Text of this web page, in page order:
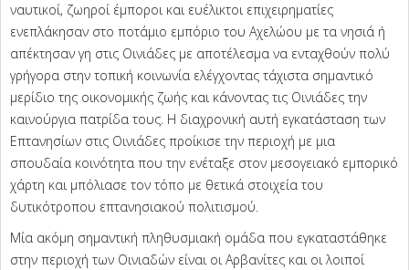
ναυτικοί, ζωηροί έμποροι και ευέλικτοι επιχειρηματίες
ενεπλάκησαν στο ποτάμιο εμπόριο του Αχελώου με τα νησιά ή
απέκτησαν γη στις Οινιάδες με αποτέλεσμα να ενταχθούν πολύ
γρήγορα στην τοπική κοινωνία ελέγχοντας τάχιστα σημαντικό
μερίδιο της οικονομικής ζωής και κάνοντας τις Οινιάδες την
καινούργια πατρίδα τους. Η διαχρονική αυτή εγκατάσταση των
Επτανησίων στις Οινιάδες προίκισε την περιοχή με μια
σπουδαία κοινότητα που την ενέταξε στον μεσογειακό εμπορικό
χάρτη και μπόλιασε τον τόπο με θετικά στοιχεία του
δυτικότροπου επτανησιακού πολιτισμού.
Μία ακόμη σημαντική πληθυσμιακή ομάδα που εγκαταστάθηκε
στην περιοχή των Οινιαδών είναι οι Αρβανίτες και οι λοιποί